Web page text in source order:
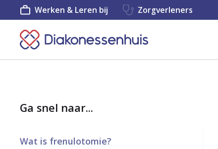
K
e
t
r
Werken & Leren bij Zorgverleners
Ga snel naar...
Wat is frenulotomie?